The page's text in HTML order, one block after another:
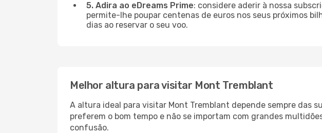
5. Adira ao eDreams Prime: considere aderir à nossa
permite-lhe poupar centenas de euros nos seus próximos
dias ao reservar o seu voo.
Melhor altura para visitar Mont Tremblant
A altura ideal para visitar Mont Tremblant depende sempre das
preferem o bom tempo e não se importam com grandes
confusão.